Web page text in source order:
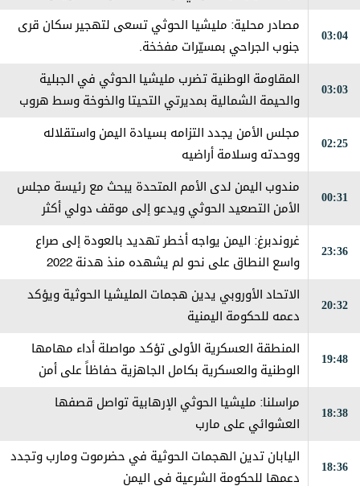
03:04
مصادر محلية: مليشيا الحوثي تسعى لتهجير سكان قرى
جنوب الجراحي بمسيّرات مفخخة.
03:03
المقاومة الوطنية تضرب مليشيا الحوثي في الجبلية
والحيمة الشمالية بمديرتي التحيتا والخوخة وسط هروب
02:25
مجلس الأمن يجدد التزامه بسيادة اليمن واستقلاله
ووحدته وسلامة أراضيه
00:31
مندوب اليمن لدى الأمم المتحدة يبحث مع رئيسة مجلس
الأمن التصعيد الحوثي ويدعو إلى موقف دولي أكثر
23:36
غروندبرغ: اليمن يواجه أخطر تهديد بالعودة إلى صراع
واسع النطاق على نحو لم يشهده منذ هدنة 2022
20:32
الاتحاد الأوروبي يدين هجمات المليشيا الحوثية ويؤكد
دعمه للحكومة اليمنية
19:48
المنطقة العسكرية الأولى تؤكد مواصلة أداء مهامها
الوطنية والعسكرية بكامل الجاهزية حفاظاً على أمن
18:38
مراسلنا: مليشيا الحوثي الإرهابية تواصل قصفها
العشوائي على مارب
18:36
اليابان تدين الهجمات الحوثية في حضرموت ومارب وتجدد
دعمها للحكومة الشرعية في اليمن